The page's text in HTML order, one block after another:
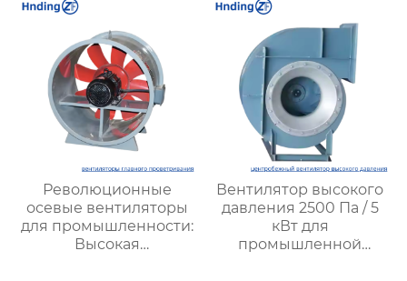
безопасности
Революционные
осевые вентиляторы
для промышленности:
Высокая
Вентилятор высокого
давления 2500 Па / 5
кВт для
промышленной